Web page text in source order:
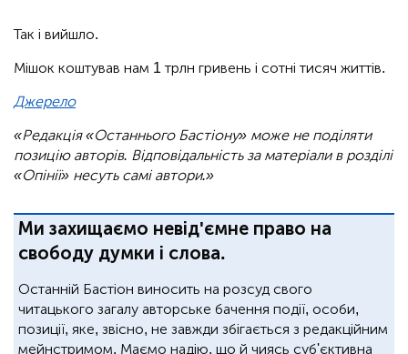
Так і вийшло.
Мішок коштував нам 1 трлн гривень і сотні тисяч життів.
Джерело
«Редакція «Останнього Бастіону» може не поділяти
позицію авторів. Відповідальність за матеріали в розділі
«Опінії» несуть самі автори.»
Ми захищаємо невід'ємне право на
свободу думки і слова.
Останній Бастіон виносить на розсуд свого
читацького загалу авторське бачення події, особи,
позиції, яке, звісно, не завжди збігається з редакційним
мейнстримом. Маємо надію, що й чиясь суб'єктивна